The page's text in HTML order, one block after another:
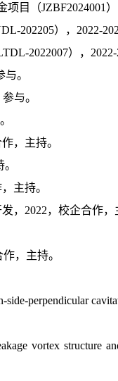
目（JZBF2024001）
202205），2022-
2022007），2022-
。
与。
，主持。
主持。
，2022，校企合作，
，主持。
perpendicular
vortex structure